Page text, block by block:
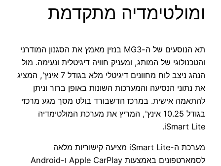
ומולטימדיה מתקדמת
תא הנוסעים של ה-MG3 בנזין מאמץ את הסגנון המודרני
והטכנולוגי של המותג, ומעניק חוויה דיגיטלית ונעימה. מול
הנהג ניצב לוח מחוונים דיגיטלי מלא בגודל 7 אינץ', המציג
את נתוני הנסיעה והמערכות השונות באופן ברור וניתן
להתאמה אישית. במרכז הדשבורד בולט מסך מגע מרכזי
בגודל 10.25 אינץ', המריץ את מערכת המולטימדיה
iSmart Lite.
מערכת ה-iSmart Lite מציעה קישוריות מלאה
לסמארטפונים באמצעות Apple CarPlay ו-Android